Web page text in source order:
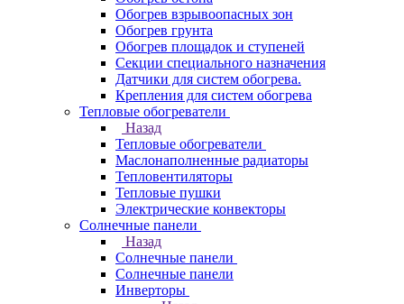
Обогрев взрывоопасных зон
Обогрев грунта
Обогрев площадок и ступеней
Секции специального назначения
Датчики для систем обогрева.
Крепления для систем обогрева
Тепловые обогреватели
Назад
Тепловые обогреватели
Маслонаполненные радиаторы
Тепловентиляторы
Тепловые пушки
Электрические конвекторы
Солнечные панели
Назад
Солнечные панели
Солнечные панели
Инверторы